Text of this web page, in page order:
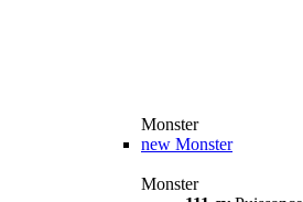
Monster
new Monster
Monster